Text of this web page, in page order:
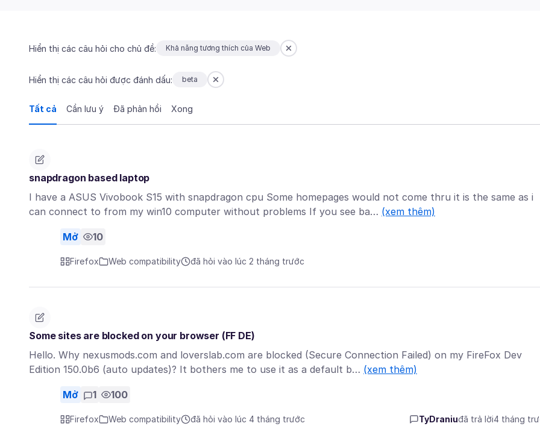
Hiển thị các câu hỏi cho chủ đề: Khả năng tương thích của Web
Hiển thị các câu hỏi được đánh dấu: beta
Tất cả Cần lưu ý Đã phản hồi Xong
snapdragon based laptop
I have a ASUS Vivobook S15 with snapdragon cpu Some homepages would not come thru it is the same as i
can connect to from my win10 computer without problems If you see ba… (xem thêm)
Mở 10
Firefox Web compatibility đã hỏi vào lúc 2 tháng trước
Some sites are blocked on your browser (FF DE)
Hello. Why nexusmods.com and loverslab.com are blocked (Secure Connection Failed) on my FireFox Dev
Edition 150.0b6 (auto updates)? It bothers me to use it as a default b… (xem thêm)
Mở 1 100
Firefox Web compatibility đã hỏi vào lúc 4 tháng trước TyDraniuđã trả lời4 tháng